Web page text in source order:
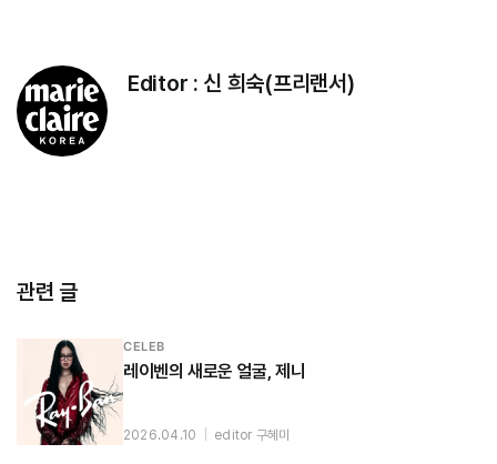
Editor : 신 희숙(프리랜서)
관련 글
CELEB
레이벤의 새로운 얼굴, 제니
2026.04.10 editor 구혜미